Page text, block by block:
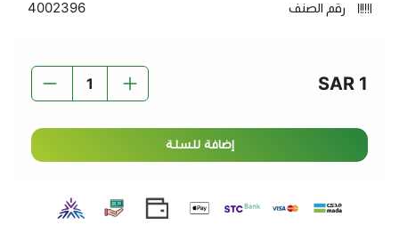
رقم الصنف 4002396
1 SAR
إضافة للسلة